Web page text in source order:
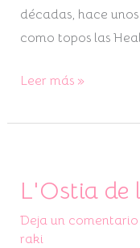
décadas, hace
como topos las
Leer más »
L'Ostia de
Deja un comentario
raki
L'Ostia